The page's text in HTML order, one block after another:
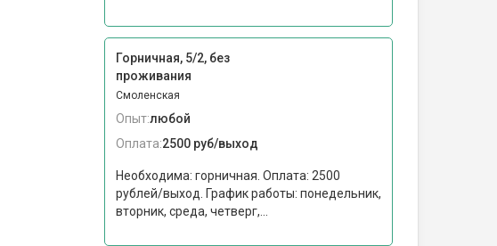
Горничная, 5/2, без
проживания
Смоленская
Опыт:любой
Оплата:2500 руб/выход
Необходима: горничная. Оплата: 2500
рублей/выход. График работы: понедельник,
вторник, среда, четверг,...